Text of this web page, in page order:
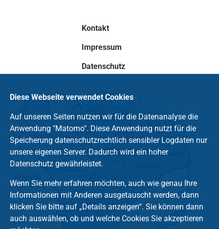
Kontakt
Impressum
Datenschutz
Diese Webseite verwendet Cookies
Auf unseren Seiten nutzen wir für die Datenanalyse die
Anwendung "Matomo". Diese Anwendung nutzt für die
Speicherung datenschutzrechtlich sensibler Logdaten nur
unsere eigenen Server. Dadurch wird ein hoher
Datenschutz gewährleistet.
Wenn Sie mehr erfahren möchten, auch wie genau Ihre
Informationen mit Anderen ausgetauscht werden, dann
klicken Sie bitte auf „Details anzeigen“. Sie können dann
auch auswählen, ob und welche Cookies Sie akzeptieren